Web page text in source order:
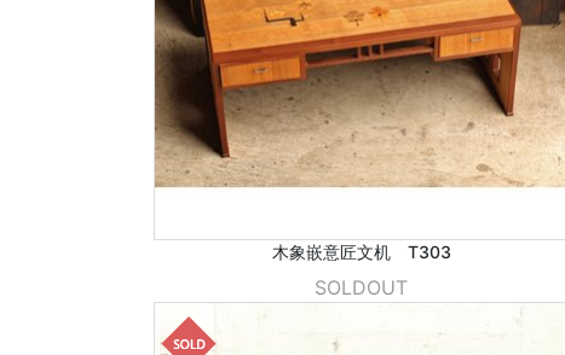
木象嵌意匠文机 T303
SOLDOUT